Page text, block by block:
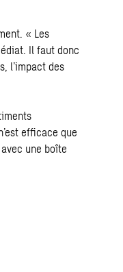
« Les
Il faut donc
l’impact des
efficace que
une boîte